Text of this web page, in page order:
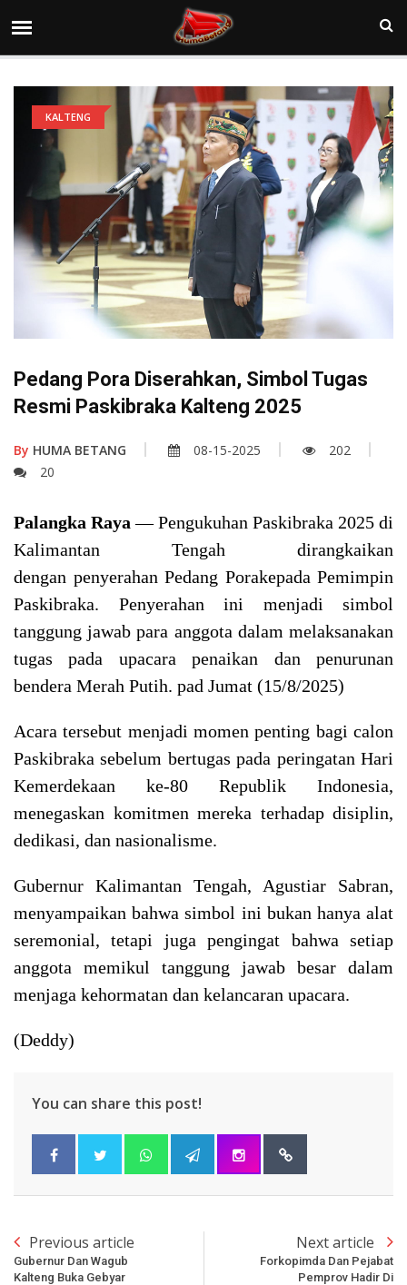
KALTENG
Pedang Pora Diserahkan, Simbol Tugas
Resmi Paskibraka Kalteng 2025
By HUMA BETANG 08-15-2025
202
20
Palangka Raya — Pengukuhan Paskibraka 2025 di
Kalimantan Tengah dirangkaikan
dengan penyerahan Pedang Porakepada Pemimpin
Paskibraka. Penyerahan ini menjadi simbol
tanggung jawab para anggota dalam melaksanakan
tugas pada upacara penaikan dan penurunan
bendera Merah Putih. pad Jumat (15/8/2025)
Acara tersebut menjadi momen penting bagi calon
Paskibraka sebelum bertugas pada peringatan Hari
Kemerdekaan ke-80 Republik Indonesia,
menegaskan komitmen mereka terhadap disiplin,
dedikasi, dan nasionalisme.
Gubernur Kalimantan Tengah, Agustiar Sabran,
menyampaikan bahwa simbol ini bukan hanya alat
seremonial, tetapi juga pengingat bahwa setiap
anggota memikul tanggung jawab besar dalam
menjaga kehormatan dan kelancaran upacara.
(Deddy)
You can share this post!
Previous article
Gubernur Dan Wagub
Kalteng Buka Gebyar
Next article
Forkopimda Dan Pejabat
Pemprov Hadir Di